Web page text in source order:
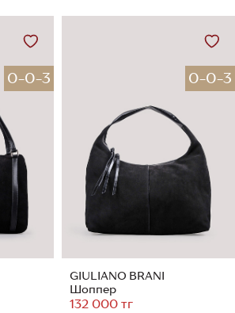
0-0-3 0-0-3
GIULIANO BRANI
Шоппер
132 000 тг